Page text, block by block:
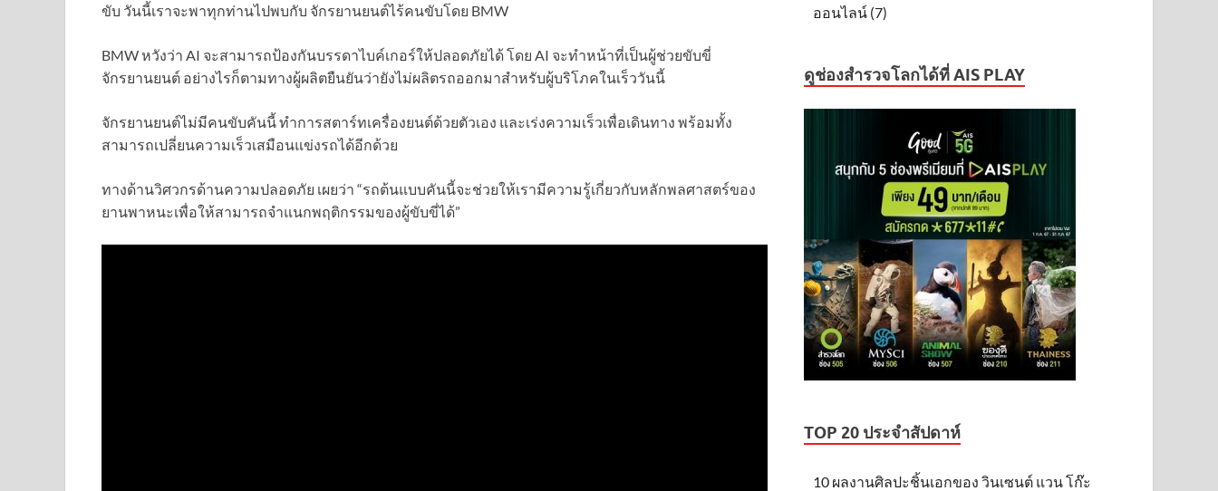
ขับ วันนี้เราจะพาทุกท่านไปพบกับ จักรยานยนต์ไร้คนขับโดย BMW
BMW หวังว่า AI จะสามารถป้องกันบรรดาไบค์เกอร์ให้ปลอดภัยได้ โดย AI จะทำหน้าที่เป็นผู้ช่วยขับขี่
จักรยานยนต์ อย่างไรก็ตามทางผู้ผลิตยืนยันว่ายังไม่ผลิตรถออกมาสำหรับผู้บริโภคในเร็ววันนี้
จักรยานยนต์ไม่มีคนขับคันนี้ ทำการสตาร์ทเครื่องยนต์ด้วยตัวเอง และเร่งความเร็วเพื่อเดินทาง พร้อมทั้ง
สามารถเปลี่ยนความเร็วเสมือนแข่งรถได้อีกด้วย
ทางด้านวิศวกรด้านความปลอดภัย เผยว่า “รถต้นแบบคันนี้จะช่วยให้เรามีความรู้เกี่ยวกับหลักพลศาสตร์ของ
ยานพาหนะเพื่อให้สามารถจำแนกพฤติกรรมของผู้ขับขี่ได้”
ออนไลน์ (7)
ดูช่องสำรวจโลกได้ที่ AIS PLAY
TOP 20 ประจำสัปดาห์
10 ผลงานศิลปะชิ้นเอกของ วินเซนต์ แวน โก๊ะ